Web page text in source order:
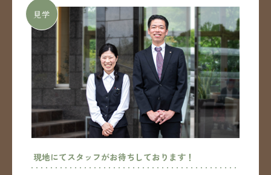
見学
現地にてスタッフがお待ちしております！